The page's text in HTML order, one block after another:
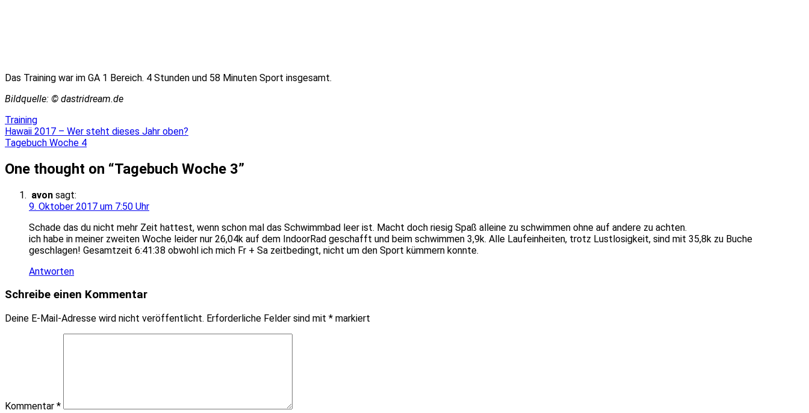
Das Training war im GA 1 Bereich. 4 Stunden und 58 Minuten Sport insgesamt.
Bildquelle: © dastridream.de
Training
Beitragsnavigation
Hawaii 2017 – Wer steht dieses Jahr oben?
Tagebuch Woche 4
One thought on “Tagebuch Woche 3”
avon sagt:
9. Oktober 2017 um 7:50 Uhr
Schade das du nicht mehr Zeit hattest, wenn schon mal das Schwimmbad leer ist. Macht doch riesig Spaß alleine zu schwimmen ohne auf andere zu achten.
ich habe in meiner zweiten Woche leider nur 26,04k auf dem IndoorRad geschafft und beim schwimmen 3,9k. Alle Laufeinheiten, trotz Lustlosigkeit, sind mit 35,8k zu Buche
geschlagen! Gesamtzeit 6:41:38 obwohl ich mich Fr + Sa zeitbedingt, nicht um den Sport kümmern konnte.
Antworten
Schreibe einen Kommentar
Deine E-Mail-Adresse wird nicht veröffentlicht. Erforderliche Felder sind mit * markiert
Kommentar *